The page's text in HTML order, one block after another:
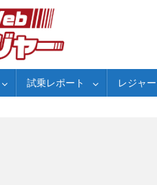
試乗レポート レジャー